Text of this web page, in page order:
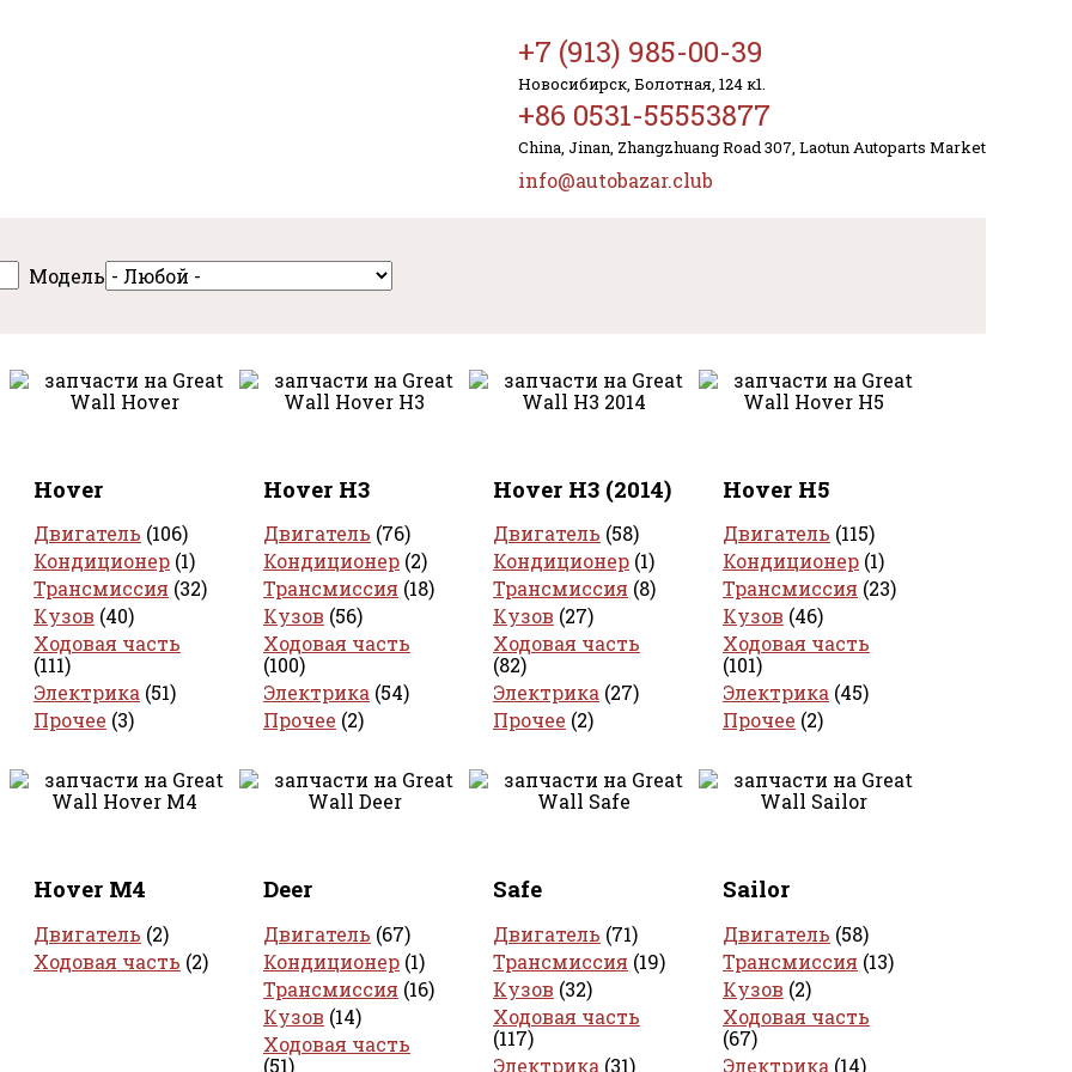
+7 (913) 985-00-39
Новосибирск, Болотная, 124 к1.
+86 0531-55553877
China, Jinan, Zhangzhuang Road 307, Laotun Autoparts Market
info@autobazar.club
Модель
Hover
Двигатель (106)
Кондиционер (1)
Трансмиссия (32)
Кузов (40)
Ходовая часть
(111)
Электрика (51)
Прочее (3)
Hover H3
Двигатель (76)
Кондиционер (2)
Трансмиссия (18)
Кузов (56)
Ходовая часть
(100)
Электрика (54)
Прочее (2)
Hover H3 (2014)
Двигатель (58)
Кондиционер (1)
Трансмиссия (8)
Кузов (27)
Ходовая часть
(82)
Электрика (27)
Прочее (2)
Hover H5
Двигатель (115)
Кондиционер (1)
Трансмиссия (23)
Кузов (46)
Ходовая часть
(101)
Электрика (45)
Прочее (2)
Hover M4
Двигатель (2)
Ходовая часть (2)
Deer
Двигатель (67)
Кондиционер (1)
Трансмиссия (16)
Кузов (14)
Ходовая часть
(51)
Safe
Двигатель (71)
Трансмиссия (19)
Кузов (32)
Ходовая часть
(117)
Электрика (31)
Sailor
Двигатель (58)
Трансмиссия (13)
Кузов (2)
Ходовая часть
(67)
Электрика (14)